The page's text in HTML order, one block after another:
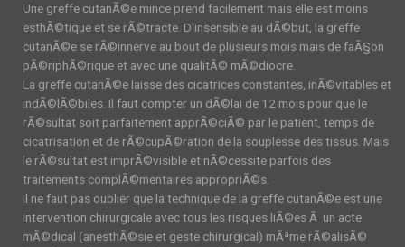
Une greffe cutanÃ©e mince prend facilement mais elle est moins
esthÃ©tique et se rÃ©tracte. D'insensible au dÃ©but, la greffe
cutanÃ©e se rÃ©innerve au bout de plusieurs mois mais de faÃ§on
pÃ©riphÃ©rique et avec une qualitÃ© mÃ©diocre.
La greffe cutanÃ©e laisse des cicatrices constantes, inÃ©vitables et
indÃ©lÃ©biles. Il faut compter un dÃ©lai de 12 mois pour que le
rÃ©sultat soit parfaitement apprÃ©ciÃ© par le patient, temps de
cicatrisation et de rÃ©cupÃ©ration de la souplesse des tissus. Mais
le rÃ©sultat est imprÃ©visible et nÃ©cessite parfois des
traitements complÃ©mentaires appropriÃ©s.
Il ne faut pas oublier que la technique de la greffe cutanÃ©e est une
intervention chirurgicale avec tous les risques liÃ©es Ã un acte
mÃ©dical (anesthÃ©sie et geste chirurgical) mÃªme rÃ©alisÃ©